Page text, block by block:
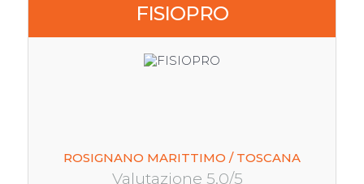
FISIOPRO
ROSIGNANO MARITTIMO / TOSCANA
Valutazione 5.0/5